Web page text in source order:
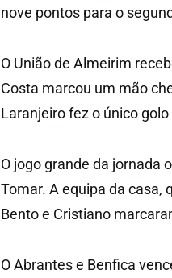
nove pontos para o
O União de Almeirim
Costa marcou um mão
Laranjeiro fez o único
O jogo grande da jornada
Tomar. A equipa da casa,
Bento e Cristiano
O Abrantes e Benfica